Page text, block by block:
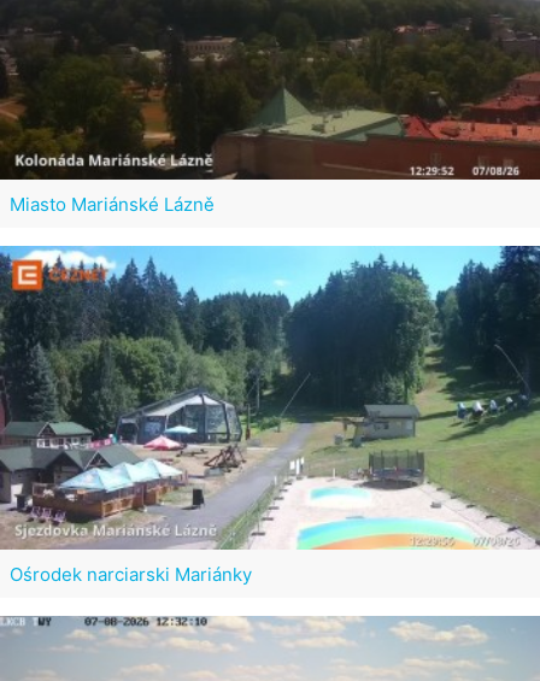
Miasto Mariánské Lázně
Ośrodek narciarski Mariánky